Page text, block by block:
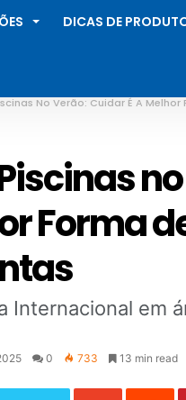
DICAS DE
No Verão: Cuidar É A
Forma
Internacional em
0 733 13 min read